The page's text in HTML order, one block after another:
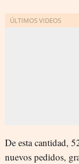
De esta cantidad,
nuevos pedidos,